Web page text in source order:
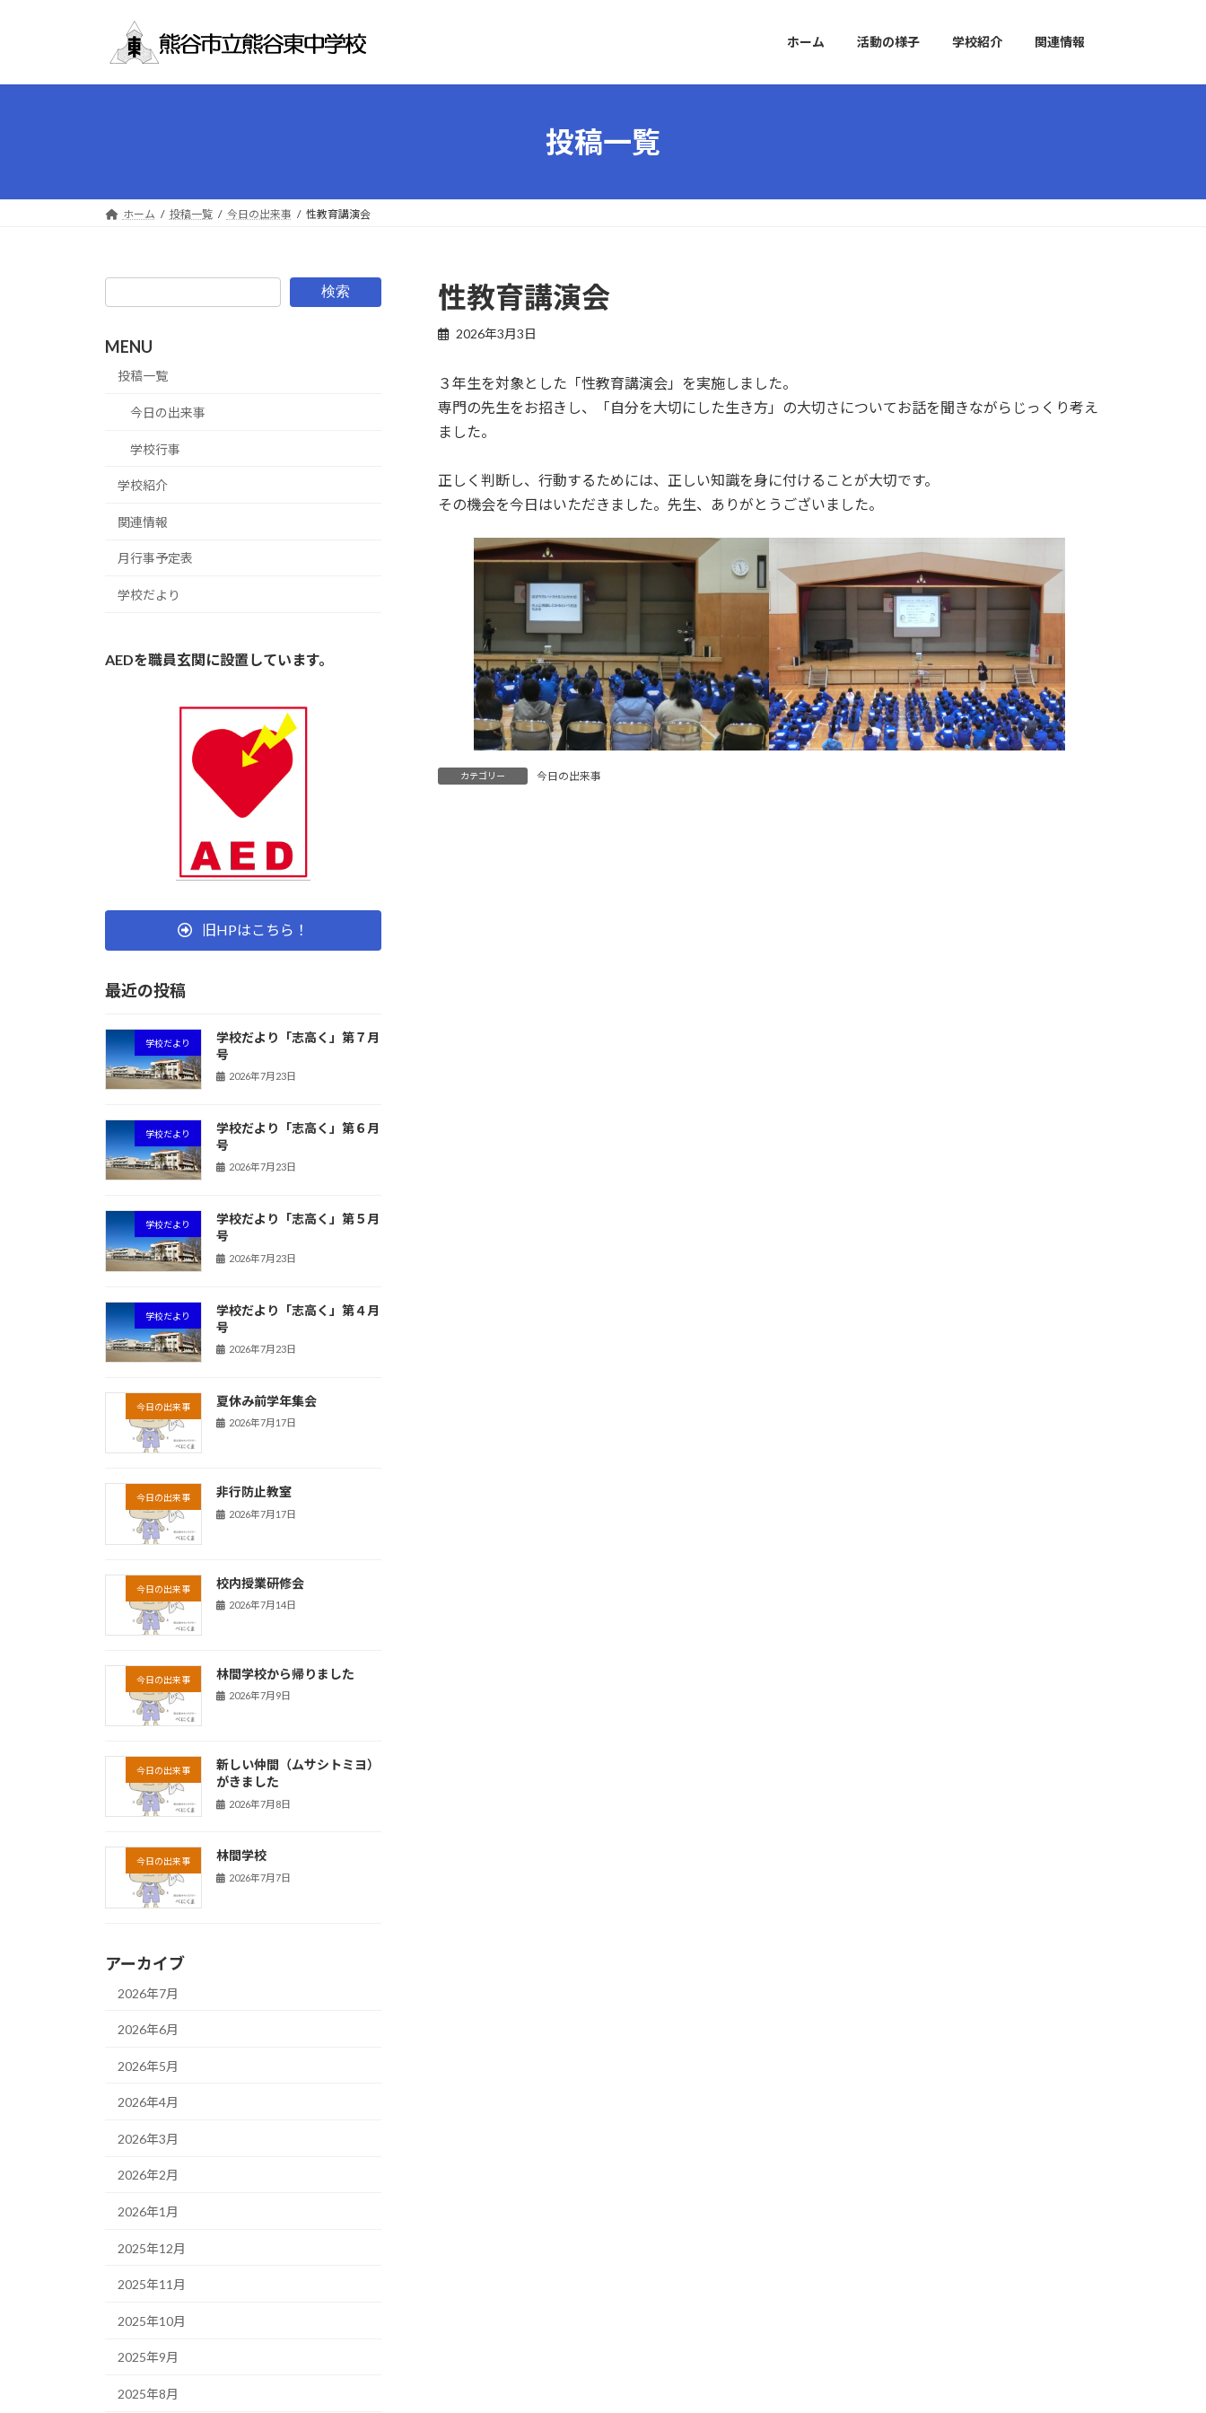
プ
動
ホーム 活動の様子 学校紹介 関連情報
投稿一覧
ホーム 投稿一覧 今日の出来事 性教育講演会
性教育講演会
2026年3月3日
３年生を対象とした「性教育講演会」を実施しました。
専門の先生をお招きし、「自分を大切にした生き方」の大切さについてお話を聞きながらじっくり考え
ました。
正しく判断し、行動するためには、正しい知識を身に付けることが大切です。
その機会を今日はいただきました。先生、ありがとうございました。
カテゴリー 今日の出来事
検索
MENU
投稿一覧
今日の出来事
学校行事
学校紹介
関連情報
月行事予定表
学校だより
AEDを職員玄関に設置しています。
旧HPはこちら！
最近の投稿
学校だより
学校だより「志高く」第７月
号
2026年7月23日
学校だより
学校だより「志高く」第６月
号
2026年7月23日
学校だより
学校だより「志高く」第５月
号
2026年7月23日
学校だより
学校だより「志高く」第４月
号
2026年7月23日
今日の出来事 夏休み前学年集会
2026年7月17日
今日の出来事 非行防止教室
2026年7月17日
今日の出来事 校内授業研修会
2026年7月14日
今日の出来事 林間学校から帰りました
2026年7月9日
今日の出来事
新しい仲間（ムサシトミヨ）
がきました
2026年7月8日
今日の出来事 林間学校
2026年7月7日
アーカイブ
2026年7月
2026年6月
2026年5月
2026年4月
2026年3月
2026年2月
2026年1月
2025年12月
2025年11月
2025年10月
2025年9月
2025年8月